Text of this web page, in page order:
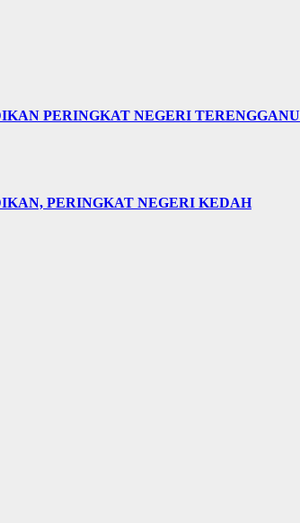
PERINGKAT NEGERI TERENGGANU
PERINGKAT NEGERI KEDAH